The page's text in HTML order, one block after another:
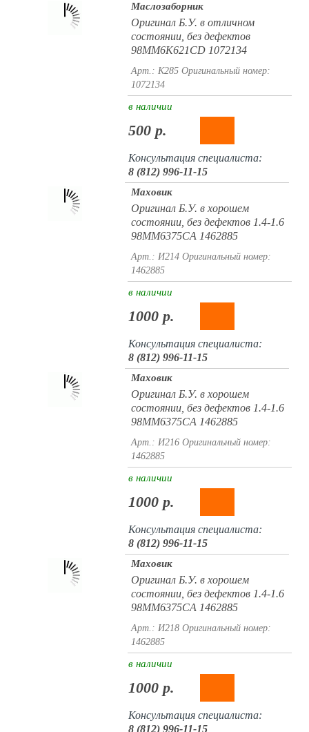
Маслозаборник
Оригинал Б.У. в отличном
состоянии, без дефектов
98MM6K621CD 1072134
Арт.: K285 Оригинальный номер:
1072134
в наличии
500 р.
Консультация специалиста:
8 (812) 996-11-15
Маховик
Оригинал Б.У. в хорошем
состоянии, без дефектов 1.4-1.6
98MM6375CA 1462885
Арт.: И214 Оригинальный номер:
1462885
в наличии
1000 р.
Консультация специалиста:
8 (812) 996-11-15
Маховик
Оригинал Б.У. в хорошем
состоянии, без дефектов 1.4-1.6
98MM6375CA 1462885
Арт.: И216 Оригинальный номер:
1462885
в наличии
1000 р.
Консультация специалиста:
8 (812) 996-11-15
Маховик
Оригинал Б.У. в хорошем
состоянии, без дефектов 1.4-1.6
98MM6375CA 1462885
Арт.: И218 Оригинальный номер:
1462885
в наличии
1000 р.
Консультация специалиста:
8 (812) 996-11-15